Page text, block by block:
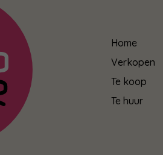
Home
Verkopen
Te koop
Te huur